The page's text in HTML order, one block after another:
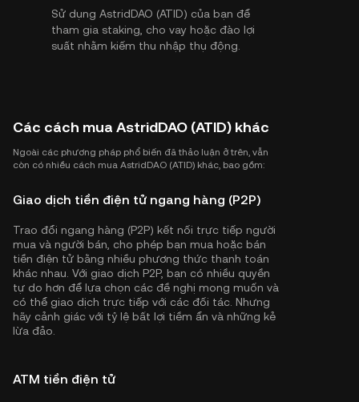
Sử dụng AstridDAO (ATID) của bạn để
tham gia staking, cho vay hoặc đào lợi
suất nhằm kiếm thu nhập thụ động.
Các cách mua AstridDAO (ATID) khác
Ngoài các phương pháp phổ biến đã thảo luận ở trên, vẫn
còn có nhiều cách mua AstridDAO (ATID) khác, bao gồm:
Giao dịch tiền điện tử ngang hàng (P2P)
Trao đổi ngang hàng (P2P) kết nối trực tiếp người
mua và người bán, cho phép bạn mua hoặc bán
tiền điện tử bằng nhiều phương thức thanh toán
khác nhau. Với giao dịch P2P, bạn có nhiều quyền
tự do hơn để lựa chọn các đề nghị mong muốn và
có thể giao dịch trực tiếp với các đối tác. Nhưng
hãy cảnh giác với tỷ lệ bất lợi tiềm ẩn và những kẻ
lừa đảo.
ATM tiền điện tử